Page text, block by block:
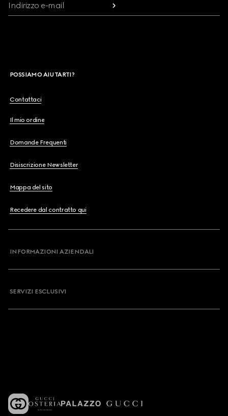
Indirizzo e-mail
POSSIAMO AIUTARTI?
Contattaci
Il mio ordine
Domande Frequenti
Disiscrizione Newsletter
Mappa del sito
Recedere dal contratto qui
INFORMAZIONI AZIENDALI
SERVIZI ESCLUSIVI